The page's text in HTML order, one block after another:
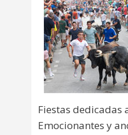
Fiestas dedicadas
Emocionantes y